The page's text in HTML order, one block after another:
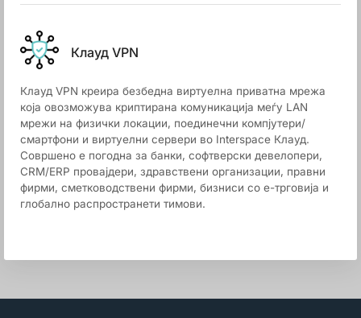
Клауд VPN
Клауд VPN креира безбедна виртуелна приватна мрежа
која овозможува криптирана комуникација меѓу LAN
мрежи на физички локации, поединечни компјутери/
смартфони и виртуелни сервери во Interspace Клауд.
Совршено е погодна за банки, софтверски девелопери,
CRM/ERP провајдери, здравствени организации, правни
фирми, сметководствени фирми, бизниси со е-трговија и
глобално распространети тимови.